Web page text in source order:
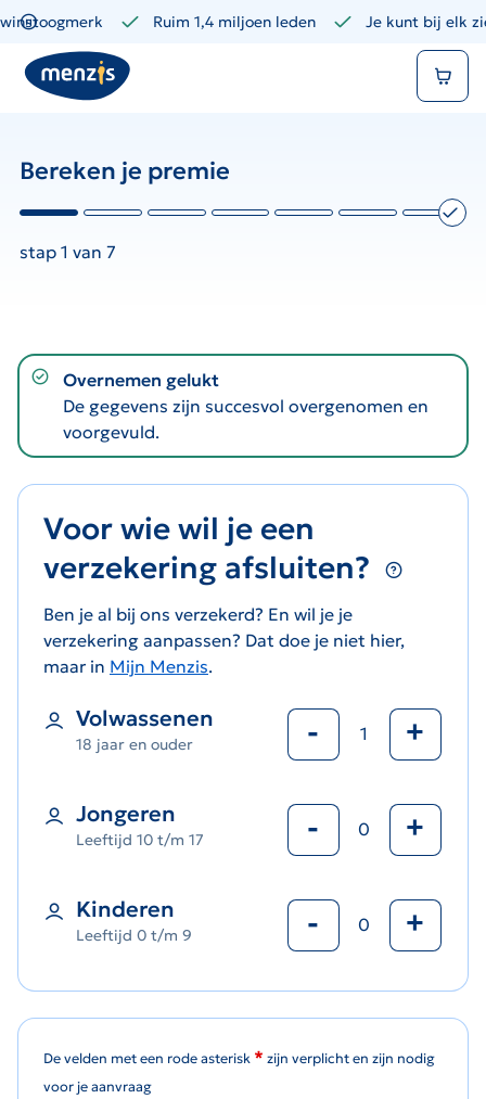
Links
snelle
navigatie
Ruim 1,4 miljoen leden Je kunt bij elk
Bereken je premie
stap 1 van 7
Overnemen gelukt
De gegevens zijn succesvol overgenomen en
voorgevuld.
Voor wie wil je een
verzekering afsluiten?
Ben je al bij ons verzekerd? En wil je je
verzekering aanpassen? Dat doe je niet hier,
maar in Mijn Menzis.
Volwassenen
18 jaar en ouder - +
Jongeren
Leeftijd 10 t/m 17 - +
Kinderen
Leeftijd 0 t/m 9 - +
De velden met een rode asterisk * zijn verplicht en zijn nodig
voor je aanvraag